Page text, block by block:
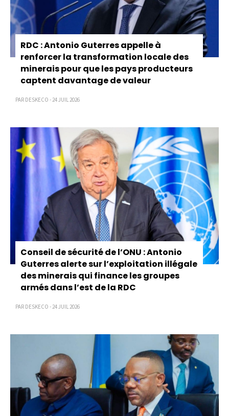
RDC : Antonio Guterres appelle à
renforcer la transformation locale des
minerais pour que les pays producteurs
captent davantage de valeur
PAR DESKECO - 24 JUIL 2026
Conseil de sécurité de l’ONU : Antonio
Guterres alerte sur l’exploitation illégale
des minerais qui finance les groupes
armés dans l’est de la RDC
PAR DESKECO - 24 JUIL 2026